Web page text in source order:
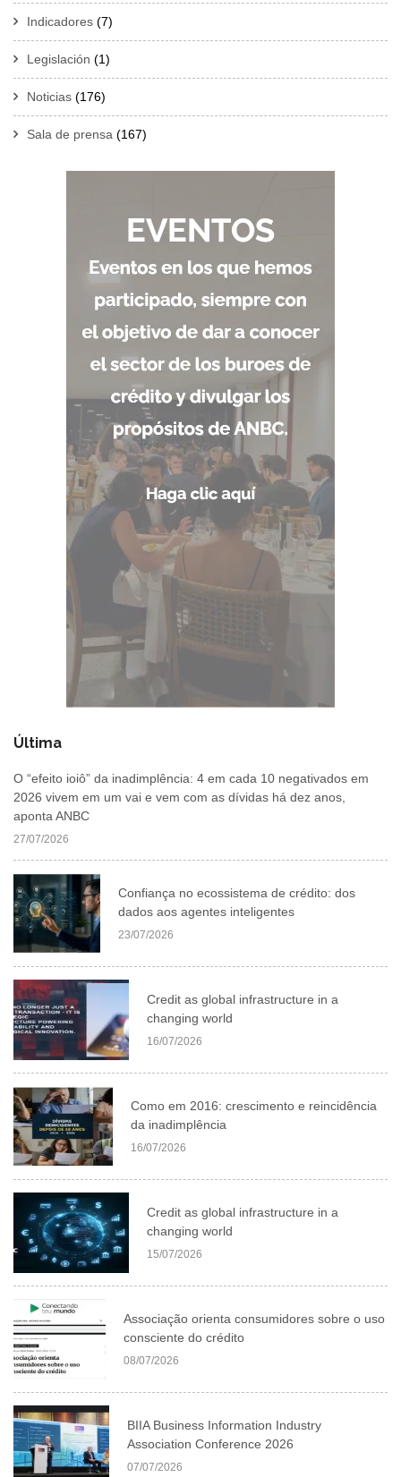
Indicadores (7)
Legislación (1)
Noticias (176)
Sala de prensa (167)
Última
O “efeito ioiô” da inadimplência: 4 em cada 10 negativados em
2026 vivem em um vai e vem com as dívidas há dez anos,
aponta ANBC
27/07/2026
Confiança no ecossistema de crédito: dos
dados aos agentes inteligentes
23/07/2026
Credit as global infrastructure in a
changing world
16/07/2026
Como em 2016: crescimento e reincidência
da inadimplência
16/07/2026
Credit as global infrastructure in a
changing world
15/07/2026
Associação orienta consumidores sobre o uso
consciente do crédito
08/07/2026
BIIA Business Information Industry
Association Conference 2026
07/07/2026